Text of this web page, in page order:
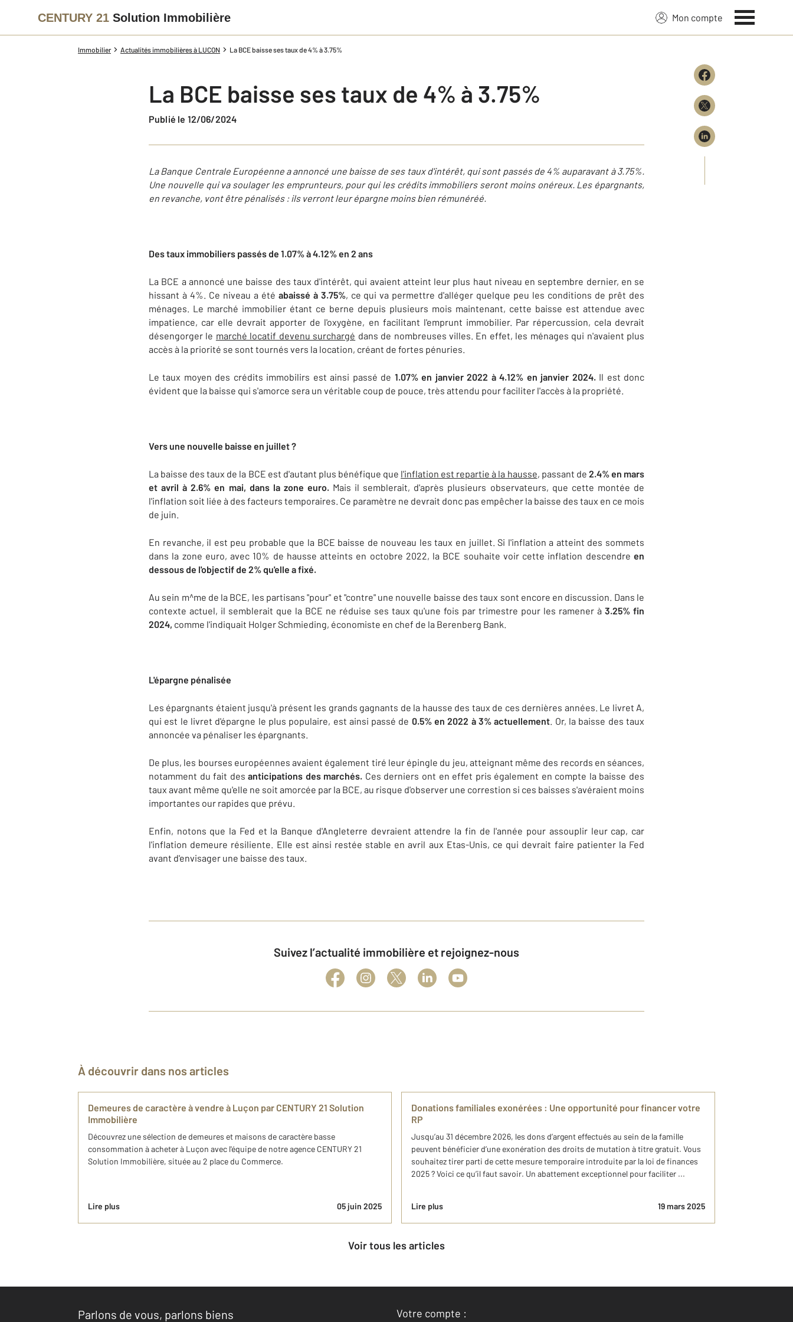
CENTURY 21 Solution Immobilière Mon compte
Immobilier Actualités immobilières à LUCON La BCE baisse ses taux de 4% à 3.75%
La BCE baisse ses taux de 4% à 3.75%
Publié le 12/06/2024
La Banque Centrale Européenne a annoncé une baisse de ses taux d'intérêt, qui sont passés de 4% auparavant à 3.75%.
Une nouvelle qui va soulager les emprunteurs, pour qui les crédits immobiliers seront moins onéreux. Les épargnants,
en revanche, vont être pénalisés : ils verront leur épargne moins bien rémunéréé.
Des taux immobiliers passés de 1.07% à 4.12% en 2 ans
La BCE a annoncé une baisse des taux d'intérêt, qui avaient atteint leur plus haut niveau en septembre dernier, en se
hissant à 4%. Ce niveau a été abaissé à 3.75%, ce qui va permettre d'alléger quelque peu les conditions de prêt des
ménages. Le marché immobilier étant ce berne depuis plusieurs mois maintenant, cette baisse est attendue avec
impatience, car elle devrait apporter de l'oxygène, en facilitant l'emprunt immobilier. Par répercussion, cela devrait
désengorger le marché locatif devenu surchargé dans de nombreuses villes. En effet, les ménages qui n'avaient plus
accès à la priorité se sont tournés vers la location, créant de fortes pénuries.
Le taux moyen des crédits immobilirs est ainsi passé de 1.07% en janvier 2022 à 4.12% en janvier 2024.Il est donc
évident que la baisse qui s'amorce sera un véritable coup de pouce, très attendu pour faciliter l'accès à la propriété.
Vers une nouvelle baisse en juillet ?
La baisse des taux de la BCE est d'autant plus bénéfique que l'inflation est repartie à la hausse, passant de 2.4% en mars
et avril à 2.6% en mai, dans la zone euro.Mais il semblerait, d'après plusieurs observateurs, que cette montée de
l'inflation soit liée à des facteurs temporaires. Ce paramètre ne devrait donc pas empêcher la baisse des taux en ce mois
de juin.
En revanche, il est peu probable que la BCE baisse de nouveau les taux en juillet. Si l'inflation a atteint des sommets
dans la zone euro, avec 10% de hausse atteints en octobre 2022, la BCE souhaite voir cette inflation descendre en
dessous de l'objectif de 2% qu'elle a fixé.
Au sein m^me de la BCE, les partisans "pour" et "contre" une nouvelle baisse des taux sont encore en discussion. Dans le
contexte actuel, il semblerait que la BCE ne réduise ses taux qu'une fois par trimestre pour les ramener à 3.25% fin
2024, comme l'indiquait Holger Schmieding, économiste en chef de la Berenberg Bank.
L'épargne pénalisée
Les épargnants étaient jusqu'à présent les grands gagnants de la hausse des taux de ces dernières années. Le livret A,
qui est le livret d'épargne le plus populaire, est ainsi passé de 0.5% en 2022 à 3% actuellement. Or, la baisse des taux
annoncée va pénaliser les épargnants.
De plus, les bourses européennes avaient également tiré leur épingle du jeu, atteignant même des records en séances,
notamment du fait desanticipations des marchés. Ces derniers ont en effet pris également en compte la baisse des
taux avant même qu'elle ne soit amorcée par la BCE, au risque d'observer une correstion si ces baisses s'avéraient moins
importantes our rapides que prévu.
Enfin, notons que la Fed et la Banque d'Angleterre devraient attendre la fin de l'année pour assouplir leur cap, car
l'inflation demeure résiliente. Elle est ainsi restée stable en avril aux Etas-Unis, ce qui devrait faire patienter la Fed
avant d'envisager une baisse des taux.
Suivez l’actualité immobilière et rejoignez-nous
À découvrir dans nos articles
Demeures de caractère à vendre à Luçon par CENTURY 21 Solution
Immobilière
Découvrez une sélection de demeures et maisons de caractère basse
consommation à acheter à Luçon avec l'équipe de notre agence CENTURY 21
Solution Immobilière, située au 2 place du Commerce.
Lire plus 05 juin 2025
Donations familiales exonérées : Une opportunité pour financer votre
RP
Jusqu’au 31 décembre 2026, les dons d’argent effectués au sein de la famille
peuvent bénéficier d’une exonération des droits de mutation à titre gratuit. Vous
souhaitez tirer parti de cette mesure temporaire introduite par la loi de finances
2025 ? Voici ce qu’il faut savoir. Un abattement exceptionnel pour faciliter ...
Lire plus 19 mars 2025
Voir tous les articles
Parlons de vous, parlons biens Votre compte :